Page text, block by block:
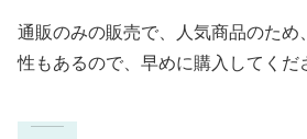
通販のみの販売で、人気商品のため
性もあるので、早めに購入してくだ